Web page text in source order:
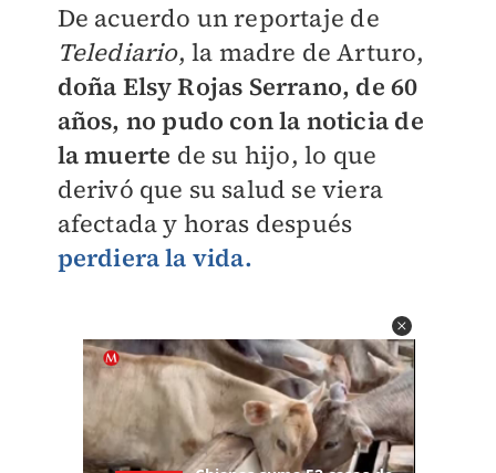
De acuerdo un reportaje de
Telediario, la madre de Arturo,
doña Elsy Rojas Serrano, de 60
años, no pudo con la noticia de
la muerte de su hijo, lo que
derivó que su salud se viera
afectada y horas después
perdiera la vida.